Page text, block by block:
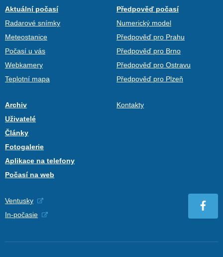
Aktuální počasí
Radarové snímky
Meteostanice
Počasí u vás
Webkamery
Teplotní mapa
Předpověď počasí
Numerický model
Předpověď pro Prahu
Předpověď pro Brno
Předpověď pro Ostravu
Předpověď pro Plzeň
Archiv
Uživatelé
Články
Fotogalerie
Aplikace na telefony
Počasí na web
Kontakty
Ventusky
In-počasie